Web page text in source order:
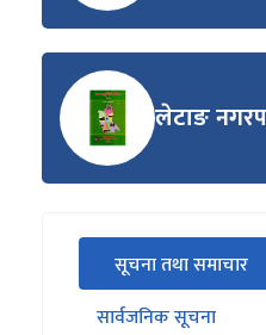
लेटाङ
सीधा
पहिलो
ट्याबको
सूचना तथा समाचार
(सक्रिय
सार्वजनिक सूचना